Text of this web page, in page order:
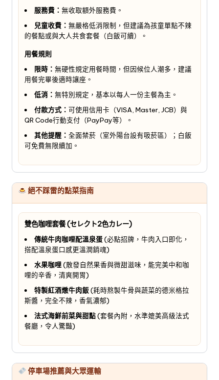
服務費： 無收取額外服務費。
兒童收費： 無嚴格低消限制，但建議為孩童單點不辣
的餐點或與大人共食套餐（白飯可續）。
用餐規則
限時： 無硬性規定用餐時間，但因候位人潮多，建議
用餐完畢後適時讓座。
低消： 無特別規定，基本以每人一份主餐為主。
付款方式： 可使用信用卡（VISA, Master, JCB）與
QR Code行動支付（PayPay等）。
其他提醒： 全面禁菸（室外陽台設有吸菸區）；白飯
可免費無限續加。
絕不踩雷的點菜指南
雙色咖哩套餐 (セレクト2色カレー)
傳統牛肉咖哩配溫泉蛋(必點招牌，牛肉入口即化，
搭配溫泉蛋口感更溫潤銷魂)
水果咖哩(散發自然果香與微甜滋味，能完美中和咖
哩的辛香，清爽開胃)
特製紅酒燉牛肉飯(耗時熬製牛骨與蔬菜的德米格拉
斯醬，完全不辣，香氣濃郁)
法式海鮮前菜與甜點(套餐內附，水準媲美高級法式
餐廳，令人驚豔)
停車場推薦與大眾運輸